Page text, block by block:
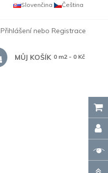
Čeština
Slovenčina
Přihlášenínebo Registrace
MŮJ KOŠÍK 0 m2 - 0 Kč